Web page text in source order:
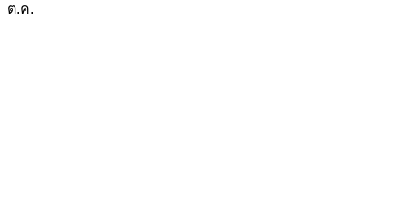
ต.ค.